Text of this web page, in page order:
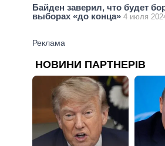
Байден заверил, что будет
выборах «до конца» 4 июля